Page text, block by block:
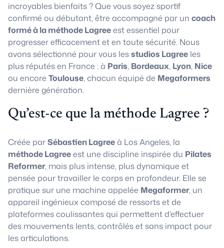
incroyables bienfaits ? Que vous soyez sportif
confirmé ou débutant, être accompagné par un coach
formé à la méthode Lagreeest essentiel pour
progresser efficacement et en toute sécurité. Nous
avons sélectionné pour vous lesstudios Lagree les
plus réputés en France : à Paris, Bordeaux, Lyon, Nice
ou encore Toulouse, chacun équipé de Megaformers
dernière génération.
Qu’est-ce que la méthode Lagree ?
Créée parSébastien Lagreeà Los Angeles, la
méthode Lagreeest une discipline inspirée du Pilates
Reformer, mais plus intense, plus dynamique et
pensée pour travailler le corps en profondeur. Elle se
pratique sur une machine appelée Megaformer, un
appareil ingénieux composé de ressorts et de
plateformes coulissantes qui permettent d’effectuer
des mouvements lents, contrôlés et sans impact pour
les articulations.